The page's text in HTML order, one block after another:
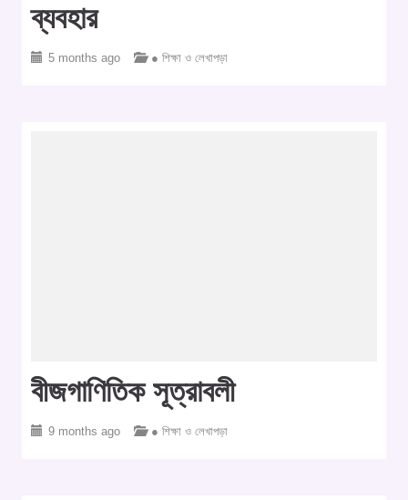
ব্যবহার
5 months ago ● শিক্ষা ও লেখাপড়া
বীজগাণিতিক সূত্রাবলী
9 months ago ● শিক্ষা ও লেখাপড়া